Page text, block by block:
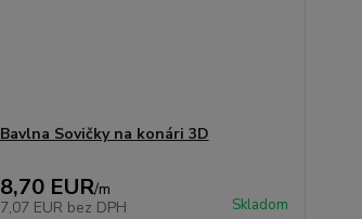
Bavlna Sovičky na konári 3D
8,70 EUR/m
7,07 EUR bez DPH Skladom